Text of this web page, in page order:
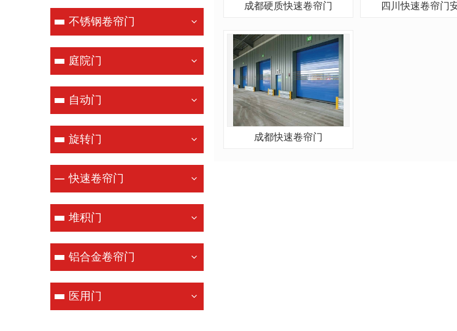
不锈钢卷帘门
庭院门
自动门
旋转门
快速卷帘门
堆积门
铝合金卷帘门
医用门
成都硬质快速卷帘门 四川快速卷帘门
成都快速卷帘门